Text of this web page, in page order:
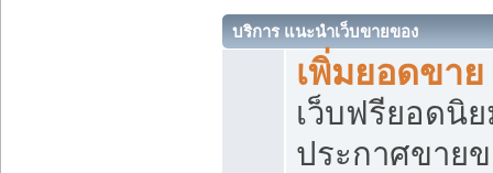
บริการ แนะนำเว็บขายของ
เพิ่มยอดขา
เว็บฟรียอดนิ
ประกาศขาย